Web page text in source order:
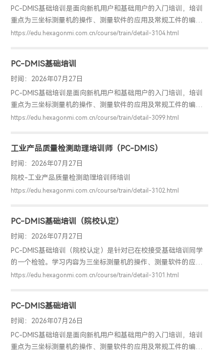
PC-DMIS基础培训是面向新机用户和基础用户的入门培训，培训
重点为三坐标测量机的操作、测量软件的应用及常规工件的编程
检测。通过该培训，用户可以掌握PC-DMIS软件的基础应用，明
https://edu.hexagonmi.com.cn/course/train/detail-3104.html
PC-DMIS基础培训
时间：2026年07月27日
PC-DMIS基础培训是面向新机用户和基础用户的入门培训，培训
重点为三坐标测量机的操作、测量软件的应用及常规工件的编程
检测。通过该培训，用户可以掌握PC-DMIS软件的基础应用，明
https://edu.hexagonmi.com.cn/course/train/detail-3099.html
工业产品质量检测助理培训师（PC-DMIS）
时间：2026年07月27日
院校-工业产品质量检测助理培训师培训
https://edu.hexagonmi.com.cn/course/train/detail-3102.html
PC-DMIS基础培训（院校认定）
时间：2026年07月27日
PC-DMIS基础培训（院校认定）是针对已在校接受基础培训同学
的一个检验。学习内容为三坐标测量机的操作、测量软件的应用
及常规工件的编程检测。通过该认定，用户可以掌握PC-DMIS软
https://edu.hexagonmi.com.cn/course/train/detail-3101.html
PC-DMIS基础培训
时间：2026年07月26日
PC-DMIS基础培训是面向新机用户和基础用户的入门培训，培训
重点为三坐标测量机的操作、测量软件的应用及常规工件的编程